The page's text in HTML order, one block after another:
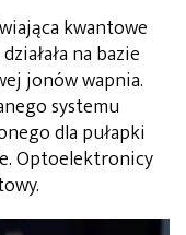
kwantowe
na bazie
jonów wapnia.
systemu
dla pułapki
Optoelektronicy